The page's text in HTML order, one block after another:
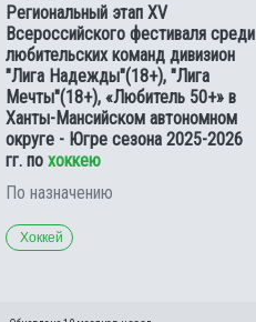
Региональный этап XV
Всероссийского фестиваля среди
любительских команд дивизион
"Лига Надежды"(18+), "Лига
Мечты"(18+), «Любитель 50+» в
Ханты-Мансийском автономном
округе - Югре сезона 2025-2026
гг. по хоккею
По назначению
Хоккей